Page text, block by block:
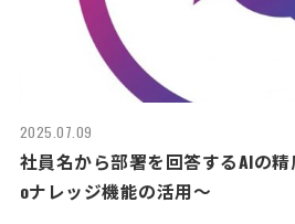
2025.07.09
社員名から部署を回答するAIの
oナレッジ機能の活用〜